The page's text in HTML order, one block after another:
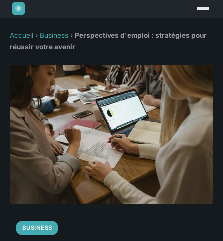
Accueil › Business › Perspectives d'emploi : stratégies pour
réussir votre avenir
BUSINESS